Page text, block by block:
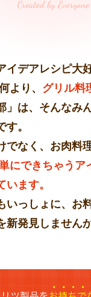
イデアレシピ大
より、 グリル料
」は、そんなみ
。
でなく、お肉料
にできちゃうア
います。
いっしょに、お
新発見しませんか